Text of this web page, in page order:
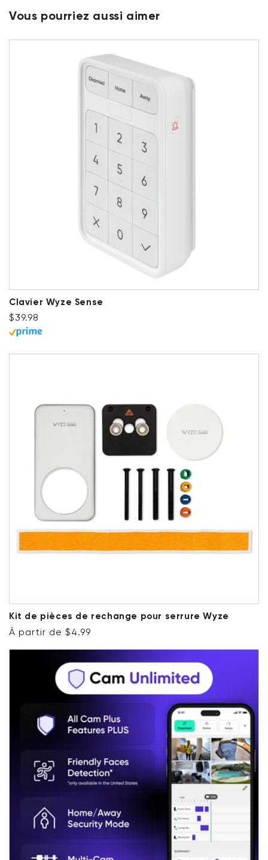
Vous pourriez aussi aimer
Clavier Wyze Sense
Prix ​​régulier
$39.98
Kit de pièces de rechange pour serrure Wyze
Prix ​​régulier
À partir de $4.99